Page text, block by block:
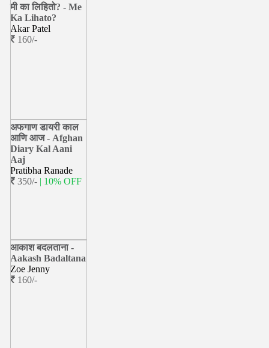
मी का लिहितो? - Me
Ka Lihato?
Akar Patel
160/-
अफगाण डायरी काल
आणि आज - Afghan
Diary Kal Aani
Aaj
Pratibha Ranade
350/- | 10% OFF
आकाश बदलताना -
Aakash Badaltana
Zoe Jenny
160/-